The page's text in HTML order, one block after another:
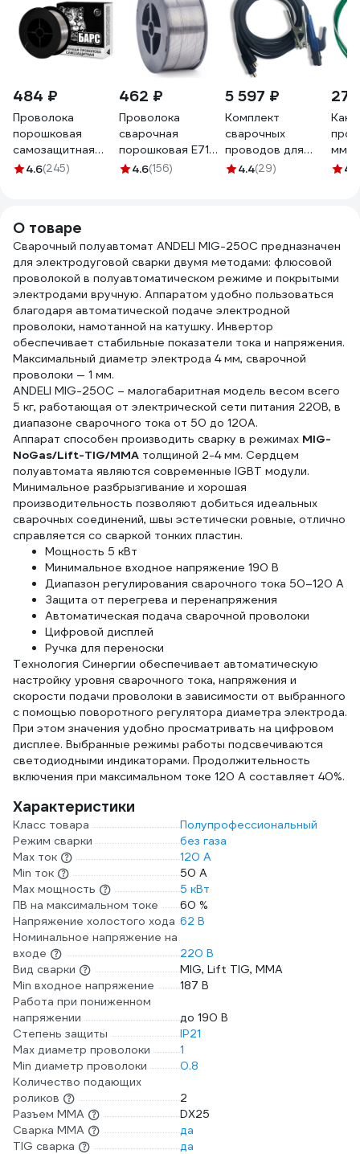
484 ₽
Проволока
порошковая
самозащитная
E71T-11 (1.0 мм; 1
4.6(245)
462 ₽
Проволока
сварочная
порошковая E71T-
GS (0.8 мм; 0.9 кг;
4.6(156)
5 597 ₽
Комплект
сварочных
проводов для
инвертора КГ10 5
4.4(29)
мм, 3
WA-
4.9
О товаре
Сварочный полуавтомат ANDELI MIG-250C предназначен
для электродуговой сварки двумя методами: флюсовой
проволокой в полуавтоматическом режиме и покрытыми
электродами вручную. Аппаратом удобно пользоваться
благодаря автоматической подаче электродной
проволоки, намотанной на катушку. Инвертор
обеспечивает стабильные показатели тока и напряжения.
Максимальный диаметр электрода 4 мм, сварочной
проволоки — 1 мм.
ANDELI MIG-250C – малогабаритная модель весом всего
5 кг, работающая от электрической сети питания 220В, в
диапазоне сварочного тока от 50 до 120А.
Аппарат способен производить сварку в режимах MIG-
NoGas/Lift-TIG/MMA толщиной 2-4 мм. Сердцем
полуавтомата являются современные IGBT модули.
Минимальное разбрызгивание и хорошая
производительность позволяют добиться идеальных
сварочных соединений, швы эстетически ровные, отлично
справляется со сваркой тонких пластин.
Мощность 5 кВт
Минимальное входное напряжение 190 В
Диапазон регулирования сварочного тока 50–120 А
Защита от перегрева и перенапряжения
Автоматическая подача сварочной проволоки
Цифровой дисплей
Ручка для переноски
Технология Cинергии обеспечивает автоматическую
настройку уровня сварочного тока, напряжения и
скорости подачи проволоки в зависимости от выбранного
с помощью поворотного регулятора диаметра электрода.
При этом значения удобно просматривать на цифровом
дисплее. Выбранные режимы работы подсвечиваются
светодиодными индикаторами. Продолжительность
включения при максимальном токе 120 А составляет 40%.
Характеристики
Класс товара
Полупрофессиональный
Режим сварки
без газа
Max ток
120 А
Min ток
50 А
Max мощность
5 кВт
ПВ на максимальном токе
60 %
Напряжение холостого хода 62 В
Номинальное напряжение на
входе
220 В
Вид сварки
MIG, Lift TIG, MMA
Min входное напряжение
187 В
Работа при пониженном
напряжении
до 190 В
Степень защиты
IP21
Max диаметр проволоки
1
Min диаметр проволоки
0.8
Количество подающих
роликов
2
Разъем ММА
DX25
Сварка ММА
да
TIG сварка
да